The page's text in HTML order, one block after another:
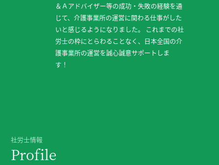
＆Ａアドバイザー等の成功・失敗の経験を通
じて、介護事業所の運営に関わる仕事がした
いと感じるようになりました。 これまでの社
労士の枠にとらわることなく、日本全国の介
護事業所の運営を誠心誠意サポートしま
す！
社労士情報
Profile